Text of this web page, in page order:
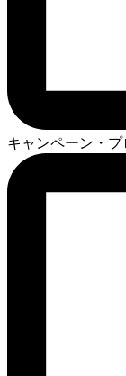
キャンペーン・